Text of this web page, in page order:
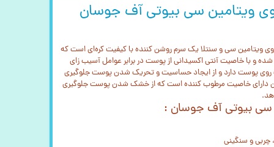
ویتامین سی بیوتی آف جوسان
ویتامین سی و سنتلا یک سرم روشن کننده با کیفیت کره‌ای است که
با خاصیت آنتی اکسیدانی از پوست در برابر عوامل آسیب زای
پوست دارد و از ایجاد حساسیت و تحریک شدن پوست جلوگیری
دارای خاصیت مرطوب کننده است که از خشک شدن پوست جلوگیری
سی بیوتی آف جوسان :
و سنگینی